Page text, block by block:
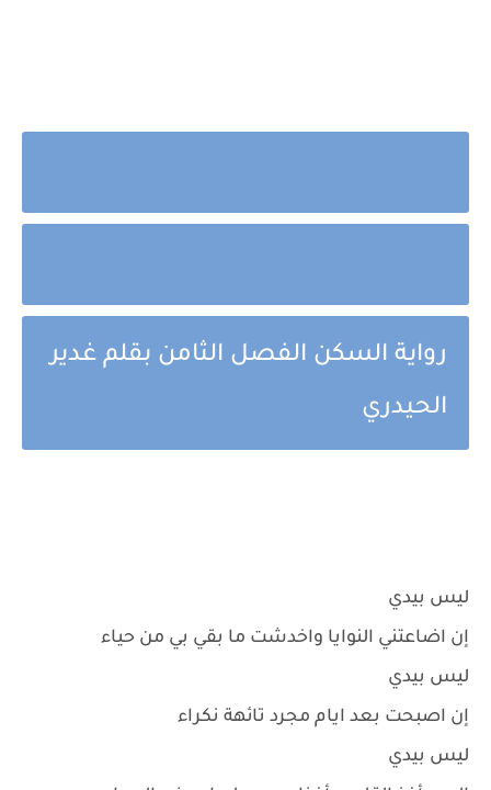
رواية السكن الفصل الثامن بقلم غدير
الحيدري
ليس بيدي
إن اضاعتني النوايا واخدشت ما بقي بي من حياء
ليس بيدي
إن اصبحت بعد ايام مجرد تائهة نكراء
ليس بيدي